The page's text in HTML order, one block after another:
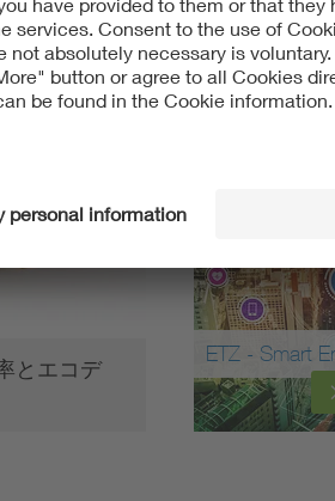
く、”熱”、冷蔵、空調および換気
地にて提示します。
とエコデ
ETZ - Smart